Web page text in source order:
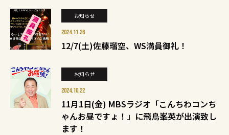
お知らせ
2024.11.26
12/7(土)佐藤瑠空、WS満員御礼！
お知らせ
2024.10.22
11月1日(金) MBSラジオ「こんちわコンち
ゃんお昼ですょ！」に飛鳥峯英が出演致し
ます！